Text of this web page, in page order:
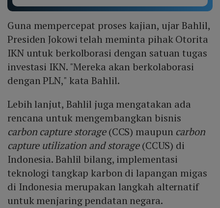
Guna mempercepat proses kajian, ujar Bahlil,
Presiden Jokowi telah meminta pihak Otorita
IKN untuk berkolborasi dengan satuan tugas
investasi IKN. "Mereka akan berkolaborasi
dengan PLN," kata Bahlil.
Lebih lanjut, Bahlil juga mengatakan ada
rencana untuk mengembangkan bisnis
carbon capture storage(CCS) maupun carbon
capture utilization and storage(CCUS) di
Indonesia. Bahlil bilang, implementasi
teknologi tangkap karbon di lapangan migas
di Indonesia merupakan langkah alternatif
untuk menjaring pendatan negara.